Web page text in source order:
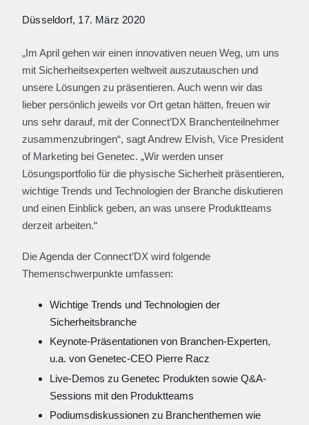
Düsseldorf, 17. März 2020
„Im April gehen wir einen innovativen neuen Weg, um uns
mit Sicherheitsexperten weltweit auszutauschen und
unsere Lösungen zu präsentieren. Auch wenn wir das
lieber persönlich jeweils vor Ort getan hätten, freuen wir
uns sehr darauf, mit der Connect’DX Branchenteilnehmer
zusammenzubringen“, sagt Andrew Elvish, Vice President
of Marketing bei Genetec. „Wir werden unser
Lösungsportfolio für die physische Sicherheit präsentieren,
wichtige Trends und Technologien der Branche diskutieren
und einen Einblick geben, an was unsere Produktteams
derzeit arbeiten.“
Die Agenda der Connect’DX wird folgende
Themenschwerpunkte umfassen:
Wichtige Trends und Technologien der
Sicherheitsbranche
Keynote-Präsentationen von Branchen-Experten,
u.a. von Genetec-CEO Pierre Racz
Live-Demos zu Genetec Produkten sowie Q&A-
Sessions mit den Produktteams
Podiumsdiskussionen zu Branchenthemen wie